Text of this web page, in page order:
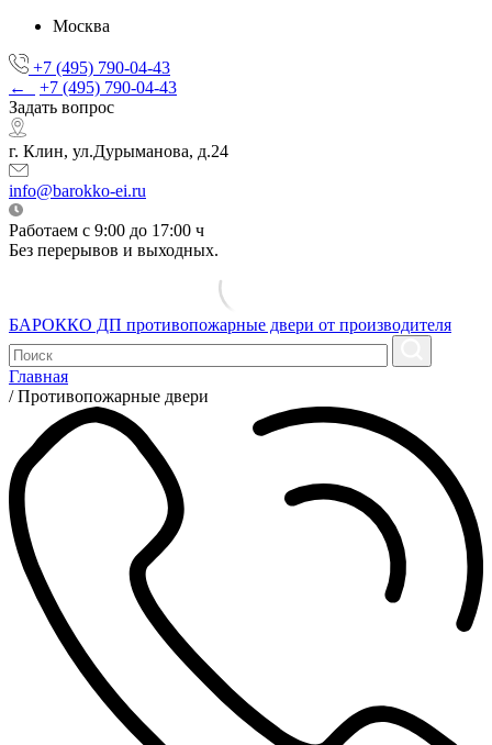
Москва
+7 (495) 790-04-43
←
+7 (495) 790-04-43
Задать вопрос
г. Клин, ул.Дурыманова, д.24
info@barokko-ei.ru
Работаем с 9:00 до 17:00 ч
Без перерывов и выходных.
БАРОККО ДП противопожарные двери от производителя
Главная
/ Противопожарные двери